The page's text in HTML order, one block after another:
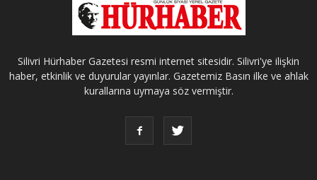
Silivri Hürhaber Gazetesi resmi internet sitesidir. Silivri'ye ilişkin
haber, etkinlik ve duyurular yayınlar. Gazetemiz Basın ilke ve ahlak
kurallarına uymaya söz vermiştir.